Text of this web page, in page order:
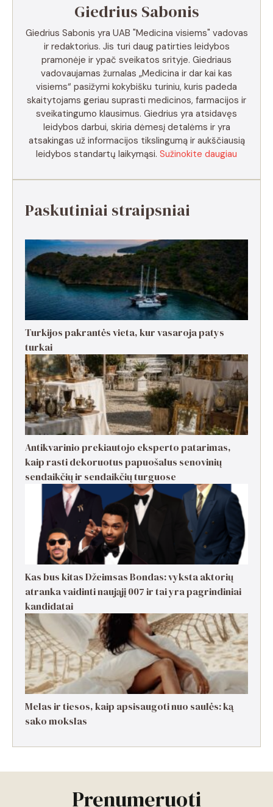
Giedrius Sabonis
Giedrius Sabonis yra UAB "Medicina visiems" vadovas
ir redaktorius. Jis turi daug patirties leidybos
pramonėje ir ypač sveikatos srityje. Giedriaus
vadovaujamas žurnalas „Medicina ir dar kai kas
visiems“ pasižymi kokybišku turiniu, kuris padeda
skaitytojams geriau suprasti medicinos, farmacijos ir
sveikatingumo klausimus. Giedrius yra atsidavęs
leidybos darbui, skiria dėmesį detalėms ir yra
atsakingas už informacijos tikslingumą ir aukščiausią
leidybos standartų laikymąsi. Sužinokite daugiau
Paskutiniai straipsniai
Turkijos pakrantės vieta, kur vasaroja patys
turkai
Antikvarinio prekiautojo eksperto patarimas,
kaip rasti dekoruotus papuošalus senovinių
sendaikčių ir sendaikčių turguose
Kas bus kitas Džeimsas Bondas: vyksta aktorių
atranka vaidinti naująjį 007 ir tai yra pagrindiniai
kandidatai
Melas ir tiesos, kaip apsisaugoti nuo saulės: ką
sako mokslas
Prenumeruoti